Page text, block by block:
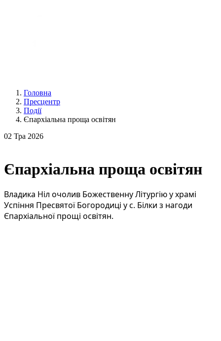
Головна
Пресцентр
Події
Єпархіальна проща освітян
02 Тра 2026
Єпархіальна проща освітян
Владика Ніл очолив Божественну Літургію у храмі
Успіння Пресвятої Богородиці у с. Білки з нагоди
Єпархіальної прощі освітян.